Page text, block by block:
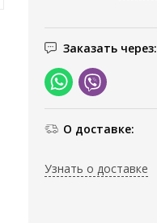
Заказать через:
О доставке:
Узнать о доставке